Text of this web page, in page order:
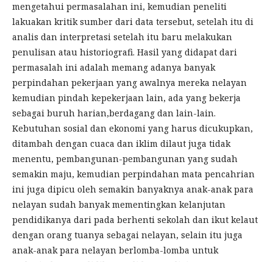
mengetahui permasalahan ini, kemudian peneliti
lakuakan kritik sumber dari data tersebut, setelah itu di
analis dan interpretasi setelah itu baru melakukan
penulisan atau historiografi. Hasil yang didapat dari
permasalah ini adalah memang adanya banyak
perpindahan pekerjaan yang awalnya mereka nelayan
kemudian pindah kepekerjaan lain, ada yang bekerja
sebagai buruh harian,berdagang dan lain-lain.
Kebutuhan sosial dan ekonomi yang harus dicukupkan,
ditambah dengan cuaca dan iklim dilaut juga tidak
menentu, pembangunan-pembangunan yang sudah
semakin maju, kemudian perpindahan mata pencahrian
ini juga dipicu oleh semakin banyaknya anak-anak para
nelayan sudah banyak mementingkan kelanjutan
pendidikanya dari pada berhenti sekolah dan ikut kelaut
dengan orang tuanya sebagai nelayan, selain itu juga
anak-anak para nelayan berlomba-lomba untuk